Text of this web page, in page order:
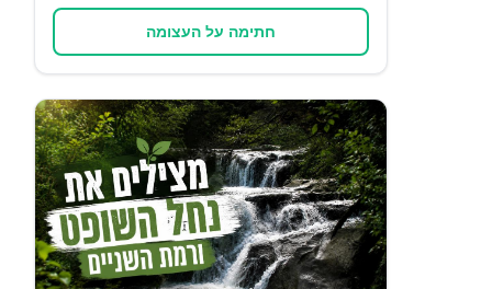
חתימה על העצומה